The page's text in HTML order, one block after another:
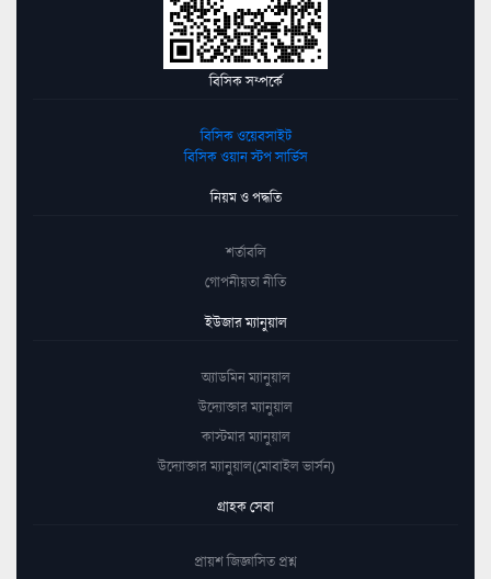
বিসিক সম্পর্কে
বিসিক ওয়েবসাইট
বিসিক ওয়ান স্টপ সার্ভিস
নিয়ম ও পদ্ধতি
শর্তাবলি
গোপনীয়তা নীতি
ইউজার ম্যানুয়াল
অ্যাডমিন ম্যানুয়াল
উদ্যোক্তার ম্যানুয়াল
কাস্টমার ম্যানুয়াল
উদ্যোক্তার ম্যানুয়াল(মোবাইল ভার্সন)
গ্রাহক সেবা
প্রায়শ জিজ্ঞাসিত প্রশ্ন